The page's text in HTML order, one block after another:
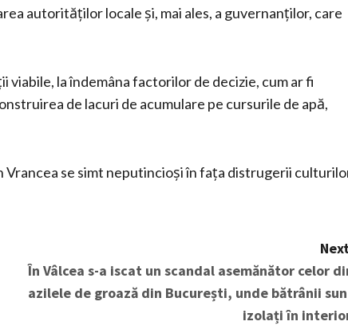
autorităților locale și, mai ales, a guvernanților, care
la îndemâna factorilor de decizie, cum ar fi
de lacuri de acumulare pe cursurile de apă,
se simt neputincioși în fața distrugerii
În Vâlcea s-a iscat un scandal asemănător celor
azilele de groază din București, unde bătrânii
izolați în